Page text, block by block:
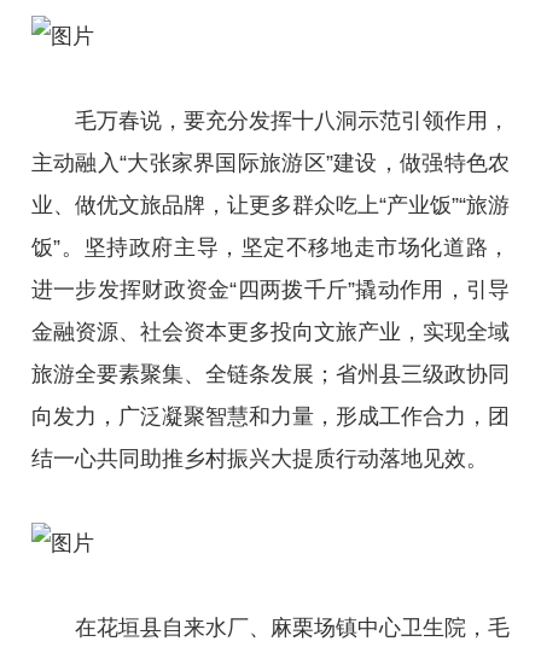
毛万春说，要充分发挥十八洞示范引领作用，
主动融入“大张家界国际旅游区”建设，做强特色农
业、做优文旅品牌，让更多群众吃上“产业饭”“旅游
饭”。坚持政府主导，坚定不移地走市场化道路，
进一步发挥财政资金“四两拨千斤”撬动作用，引导
金融资源、社会资本更多投向文旅产业，实现全域
旅游全要素聚集、全链条发展；省州县三级政协同
向发力，广泛凝聚智慧和力量，形成工作合力，团
结一心共同助推乡村振兴大提质行动落地见效。
在花垣县自来水厂、麻栗场镇中心卫生院，毛